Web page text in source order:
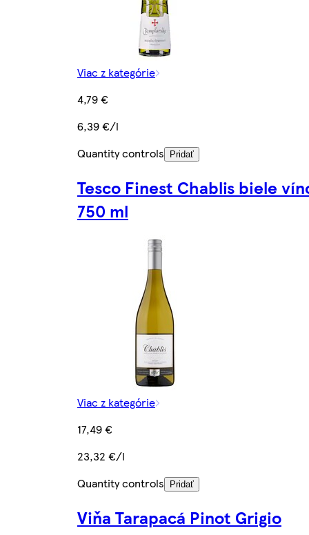
Viac z kategórie
4,79 €
6,39 €/l
Quantity controls
Pridať
Tesco Finest Chablis biele
750 ml
Viac z kategórie
17,49 €
23,32 €/l
Quantity controls
Pridať
Viňa Tarapacá Pinot Grigio